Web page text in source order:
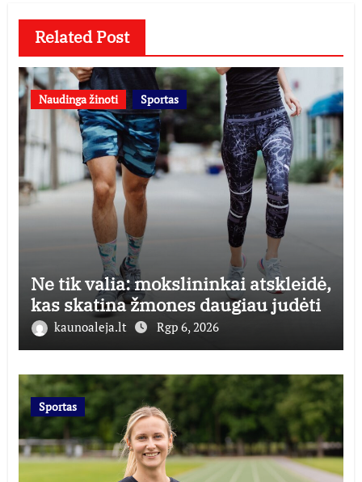
Related Post
Naudinga žinoti Sportas
Ne tik valia: mokslininkai atskleidė,
kas skatina žmones daugiau judėti
kaunoaleja.lt Rgp 6, 2026
Sportas